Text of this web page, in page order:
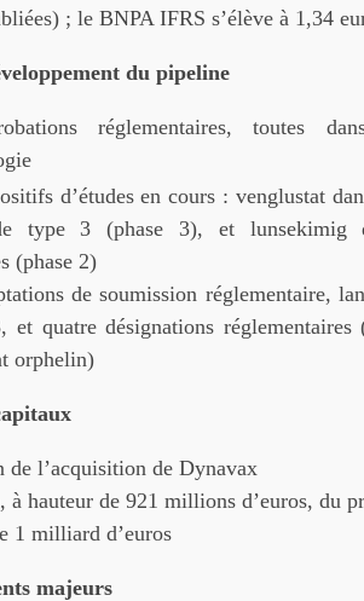
; le BNPA IFRS s’élève à 1,34
du pipeline
réglementaires, toutes
d’études en cours : venglustat
type 3 (phase 3), et lunsekimig
(phase 2)
de soumission réglementaire,
et quatre désignations réglementaires
orphelin)
de l’acquisition de Dynavax
à hauteur de 921 millions d’euros, du
1 milliard d’euros
majeurs